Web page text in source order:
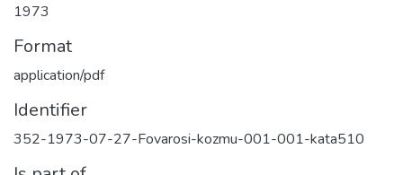
1973
Format
application/pdf
Identifier
352-1973-07-27-Fovarosi-kozmu-001-001-kata510